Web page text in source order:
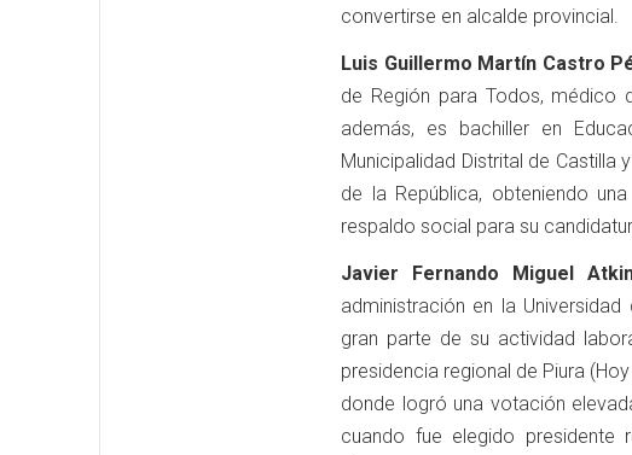
convertirse en alcalde provincial.
Luis Guillermo Martín Castro
de Región para Todos, médico
además, es bachiller en
Municipalidad Distrital de
de la República, obteniendo
respaldo social para su
Javier Fernando Miguel
administración en la
gran parte de su actividad
presidencia regional de Piura
donde logró una votación
cuando fue elegido